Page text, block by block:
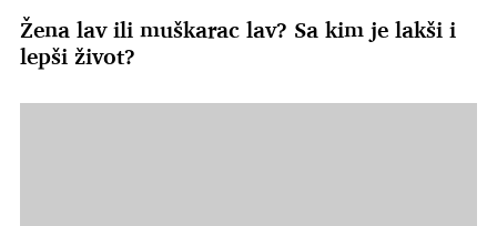
Žena lav ili muškarac lav? Sa kim je lakši i
lepši život?